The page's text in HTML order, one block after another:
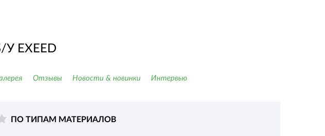
EXEED
Отзывы Новости & новинки Интервью
ПО ТИПАМ МАТЕРИАЛОВ